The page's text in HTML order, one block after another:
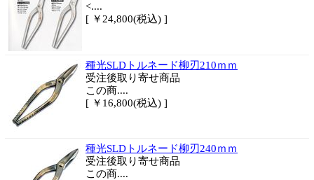
<....
[ ￥24,800(税込) ]
種光SLDトルネード柳刃210ｍｍ
受注後取り寄せ商品
この商....
[ ￥16,800(税込) ]
種光SLDトルネード柳刃240ｍｍ
受注後取り寄せ商品
この商....